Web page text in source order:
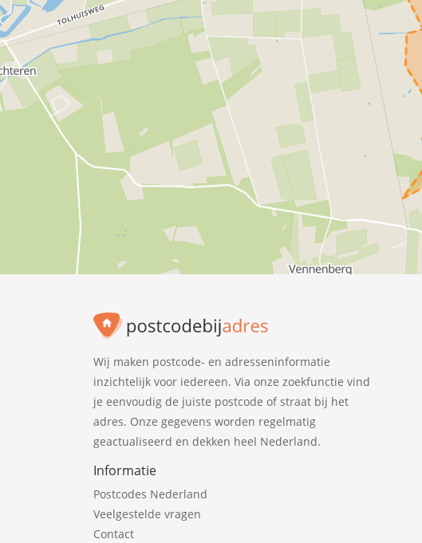
Wij maken postcode- en adresseninformatie
inzichtelijk voor iedereen. Via onze zoekfunctie vind
je eenvoudig de juiste postcode of straat bij het
adres. Onze gegevens worden regelmatig
geactualiseerd en dekken heel Nederland.
Informatie
Postcodes Nederland
Veelgestelde vragen
Contact